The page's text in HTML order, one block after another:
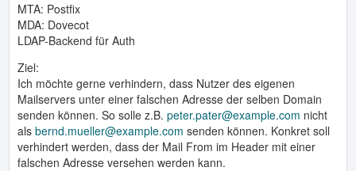
MTA: Postfix
MDA: Dovecot
LDAP-Backend für Auth
Ziel:
Ich möchte gerne verhindern, dass Nutzer des eigenen
Mailservers unter einer falschen Adresse der selben Domain
senden können. So solle z.B. peter.pater@example.com nicht
als bernd.mueller@example.com senden können. Konkret soll
verhindert werden, dass der Mail From im Header mit einer
falschen Adresse versehen werden kann.